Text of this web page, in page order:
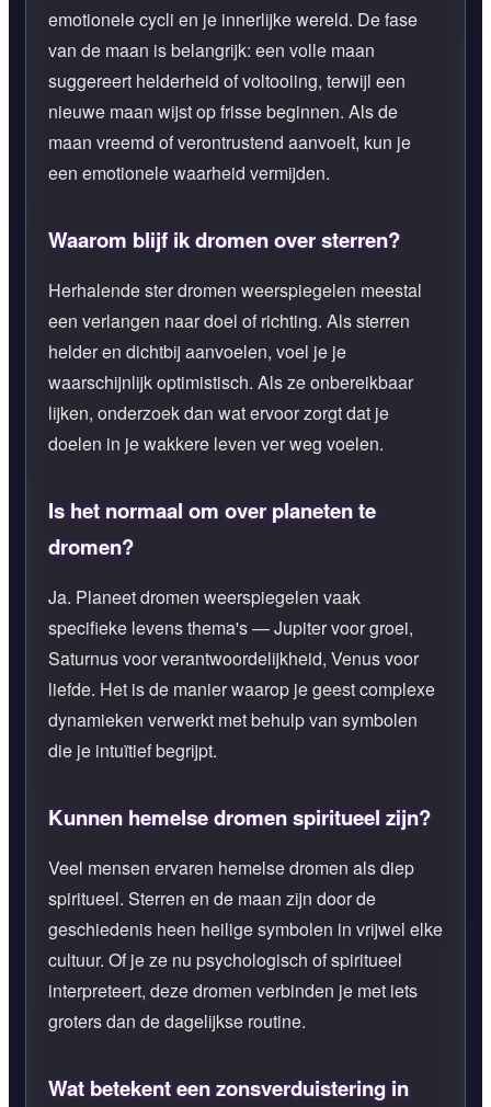
emotionele cycli en je innerlijke wereld. De fase
van de maan is belangrijk: een volle maan
suggereert helderheid of voltooiing, terwijl een
nieuwe maan wijst op frisse beginnen. Als de
maan vreemd of verontrustend aanvoelt, kun je
een emotionele waarheid vermijden.
Waarom blijf ik dromen over sterren?
Herhalende ster dromen weerspiegelen meestal
een verlangen naar doel of richting. Als sterren
helder en dichtbij aanvoelen, voel je je
waarschijnlijk optimistisch. Als ze onbereikbaar
lijken, onderzoek dan wat ervoor zorgt dat je
doelen in je wakkere leven ver weg voelen.
Is het normaal om over planeten te
dromen?
Ja. Planeet dromen weerspiegelen vaak
specifieke levens thema's — Jupiter voor groei,
Saturnus voor verantwoordelijkheid, Venus voor
liefde. Het is de manier waarop je geest complexe
dynamieken verwerkt met behulp van symbolen
die je intuïtief begrijpt.
Kunnen hemelse dromen spiritueel zijn?
Veel mensen ervaren hemelse dromen als diep
spiritueel. Sterren en de maan zijn door de
geschiedenis heen heilige symbolen in vrijwel elke
cultuur. Of je ze nu psychologisch of spiritueel
interpreteert, deze dromen verbinden je met iets
groters dan de dagelijkse routine.
Wat betekent een zonsverduistering in